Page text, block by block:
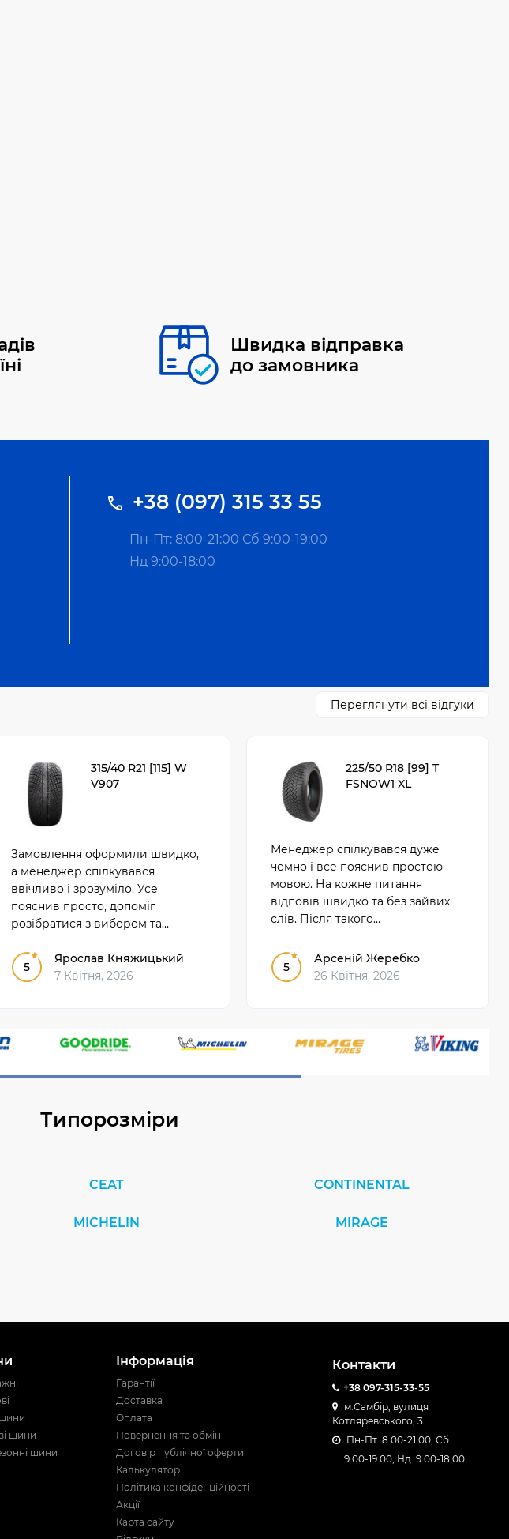
Швидка відправка
до замовника
+38 (097) 315 33 55
Пн-Пт: 8:00-21:00 Сб 9:00-19:00
Нд 9:00-18:00
Переглянути всі відгуки
315/40 R21 [115] W
V907
Замовлення оформили швидко,
а менеджер спілкувався
ввічливо і зрозуміло. Усе
пояснив просто, допоміг
розібратися з вибором та
плутанини. Після такого сервісу
залишилося дуже добре
5
Ярослав Княжицький
7 Квітня, 2026
225/50 R18 [99] T
FSNOW1 XL
Менеджер спілкувався дуже
чемно і все пояснив простою
мовою. На кожне питання
відповів швидко та без зайвих
слів. Після такого
справді приємно.
5
Арсеній Жеребко
26 Квітня, 2026
Типорозміри
CEAT CONTINENTAL
MICHELIN MIRAGE
шини
шини
шини
Інформація
Гарантії
Доставка
Оплата
Повернення та обмін
Договір публічної оферти
Калькулятор
Політика конфіденційності
Акції
Карта сайту
Контакти
+38 097-315-33-55
м.Самбір, вулиця
Котляревського, 3
Пн-Пт: 8:00-21:00, Сб:
9:00-19:00, Нд: 9:00-18:00